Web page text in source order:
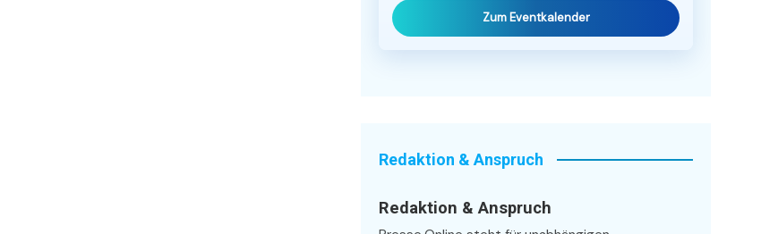
Zum Eventkalender
Redaktion & Anspruch
Redaktion & Anspruch